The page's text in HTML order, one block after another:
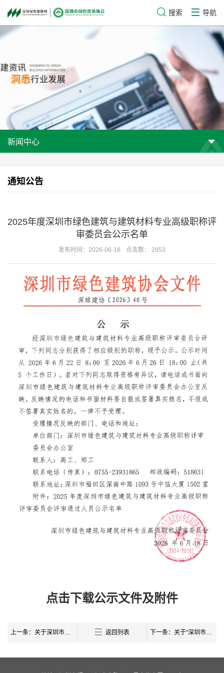
搜索 导航
新闻中心
通知公告
2025年度深圳市绿色建筑与建筑材料专业高级职称评
审委员会公示名单
发布时间：2026-06-18 点击数： 2953
点击下载公示文件及附件
上一条：关于深圳市绿色建筑协会第五届第一次会员大会会员名单的公告 返回列表 下一条：关于“深圳市绿色建筑协会第四届理事会第十二次工作会议”审议结果的公示